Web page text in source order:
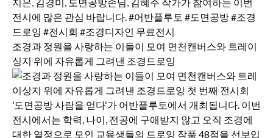
조경과 정원을 사랑하는 이들이 모여 면천캔버스와 트레이
싱지 위에 자유롭게 그려낸 조경드로잉